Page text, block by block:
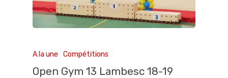
A la une Compétitions
Open Gym 13 Lambesc 18-19